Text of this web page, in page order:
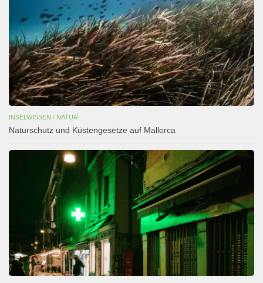
INSELWISSEN / NATUR
Naturschutz und Küstengesetze auf Mallorca